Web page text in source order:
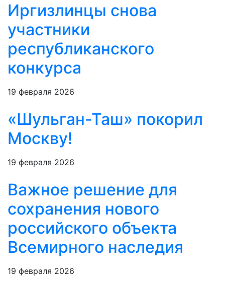
Иргизлинцы снова
участники
республиканского
конкурса
19 февраля 2026
«Шульган-Таш» покорил
Москву!
19 февраля 2026
Важное решение для
сохранения нового
российского объекта
Всемирного наследия
19 февраля 2026